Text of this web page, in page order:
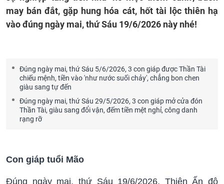
may bán đắt, gặp hung hóa cát, hốt tài lộc thiên hạ
vào đúng ngày mai, thứ Sáu 19/6/2026 này nhé!
Đúng ngày mai, thứ Sáu 5/6/2026, 3 con giáp được Thần Tài
chiếu mệnh, tiền vào 'như nước suối chảy', chẳng bon chen
giàu sang tự đến
Đúng ngày mai, thứ Sáu 29/5/2026, 3 con giáp mở cửa đón
Thần Tài, giàu sang đổi vận, đếm tiền mệt nghỉ, công danh
rạng rỡ
Con giáp tuổi Mão
Đúng ngày mai, thứ Sáu 19/6/2026, Thiên Ấn độ